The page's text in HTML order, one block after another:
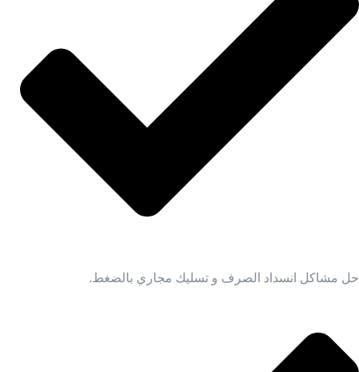
حل مشاكل انسداد الصرف و تسليك مجاري بالضغط.